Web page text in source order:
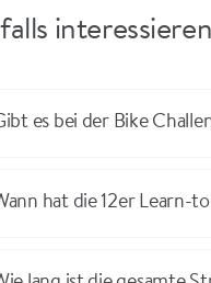
interessieren
es bei der Bike
hat die 12er Learn-